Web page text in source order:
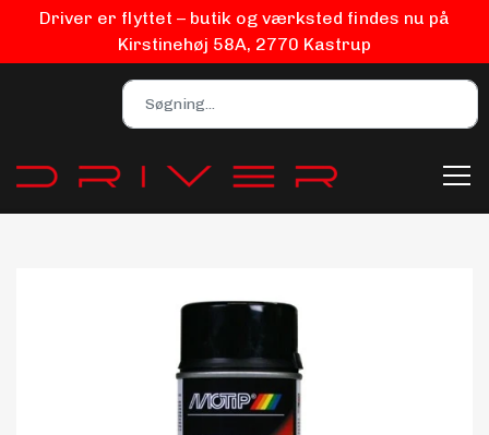
Driver er flyttet – butik og værksted findes nu på
Kirstinehøj 58A, 2770 Kastrup
Biludstyr
EV Udstyr